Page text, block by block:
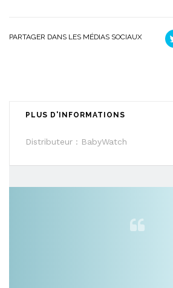
PARTAGER DANS LES MÉDIAS SOCIAUX
PLUS D'INFORMATIONS
Distributeur : BabyWatch